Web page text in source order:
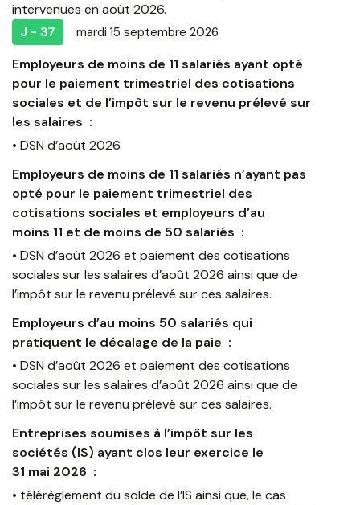
intervenues en août 2026.
J - 37
mardi 15 septembre 2026
Employeurs de moins de 11 salariés ayant opté
pour le paiement trimestriel des cotisations
sociales et de l’impôt sur le revenu prélevé sur
les salaires :
• DSN d’août 2026.
Employeurs de moins de 11 salariés n’ayant pas
opté pour le paiement trimestriel des
cotisations sociales et employeurs d’au
moins 11 et de moins de 50 salariés :
• DSN d’août 2026 et paiement des cotisations
sociales sur les salaires d’août 2026 ainsi que de
l’impôt sur le revenu prélevé sur ces salaires.
Employeurs d’au moins 50 salariés qui
pratiquent le décalage de la paie :
• DSN d’août 2026 et paiement des cotisations
sociales sur les salaires d’août 2026 ainsi que de
l’impôt sur le revenu prélevé sur ces salaires.
Entreprises soumises à l’impôt sur les
sociétés (IS) ayant clos leur exercice le
31 mai 2026 :
• télérèglement du solde de l’IS ainsi que, le cas